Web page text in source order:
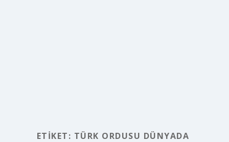
ETIKET: TÜRK ORDUSU DÜNYADA